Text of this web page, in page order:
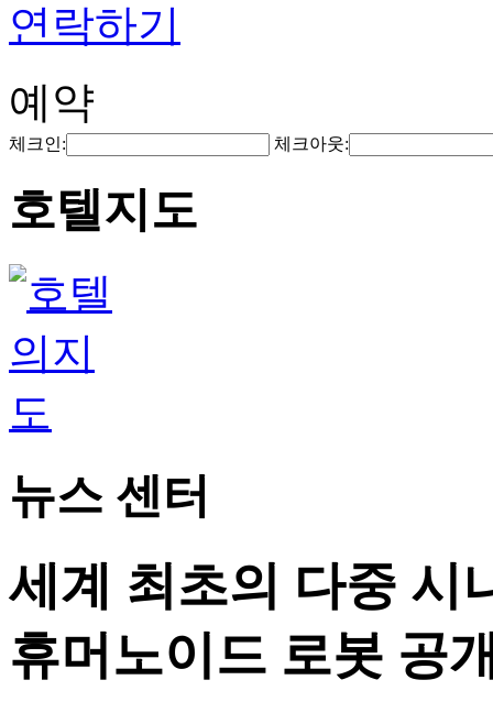
연락하기
예약
체크인: 체크아웃:
호텔지도
뉴스 센터
세계 최초의 다중 시
휴머노이드 로봇 공